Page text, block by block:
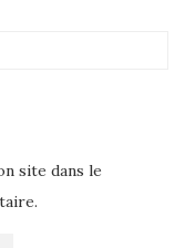
site dans le